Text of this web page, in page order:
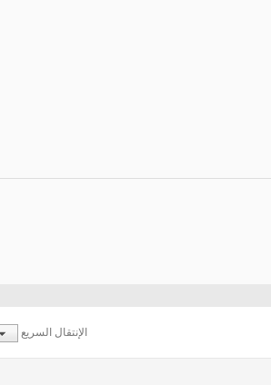
الإنتقال السريع